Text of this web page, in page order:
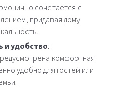
сочетается с
придавая дому
и удобство:
комфортная
удобно для гостей или